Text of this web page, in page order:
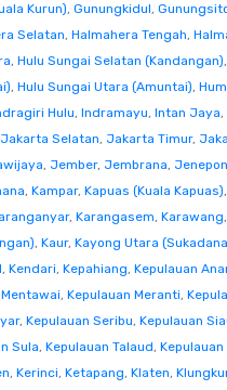
Kurun), Gunungkidul,
Selatan, Halmahera Tengah,
, Hulu Sungai Selatan (Kandangan),
, Hulu Sungai Utara (Amuntai),
Hulu, Indramayu, Intan Jaya,
Jakarta Selatan, Jakarta Timur,
, Jember, Jembrana,
, Kampar, Kapuas (Kuala Kapuas),
, Karangasem, Karawang,
, Kaur, Kayong Utara
, Kendari, Kepahiang, Kepulauan
, Kepulauan Meranti,
, Kepulauan Seribu, Kepulauan
Sula, Kepulauan Talaud, Kepulauan
, Kerinci, Ketapang, Klaten,